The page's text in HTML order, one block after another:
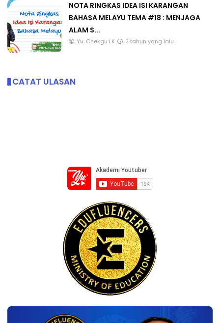
NOTA RINGKAS IDEA ISI KARANGAN
BAHASA MELAYU TEMA #18 : MENJAGA
ALAM S...
Yu. Chekgu LK 2 tahun yang lalu
CATAT ULASAN